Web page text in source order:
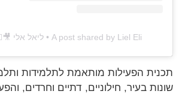
A post shared by Liel Eli • ליאל אלי 🎥🤸🏽‍♂️ (@liel_eli)
הפעילות מותאמת לתלמידות
בעיר, חילוניים, דתיים וחרדים,